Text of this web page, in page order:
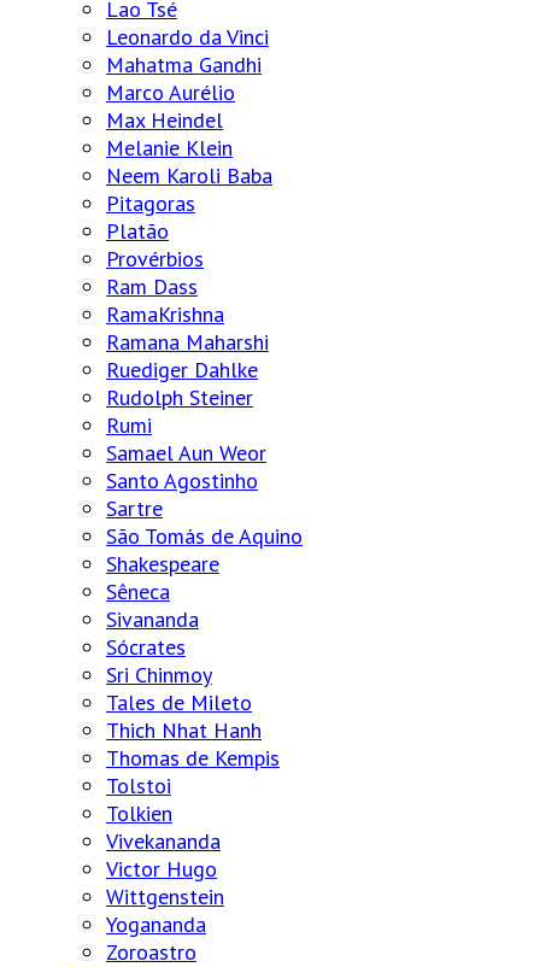
Lao Tsé
Leonardo da Vinci
Mahatma Gandhi
Marco Aurélio
Max Heindel
Melanie Klein
Neem Karoli Baba
Pitagoras
Platão
Provérbios
Ram Dass
RamaKrishna
Ramana Maharshi
Ruediger Dahlke
Rudolph Steiner
Rumi
Samael Aun Weor
Santo Agostinho
Sartre
São Tomás de Aquino
Shakespeare
Sêneca
Sivananda
Sócrates
Sri Chinmoy
Tales de Mileto
Thich Nhat Hanh
Thomas de Kempis
Tolstoi
Tolkien
Vivekananda
Victor Hugo
Wittgenstein
Yogananda
Zoroastro